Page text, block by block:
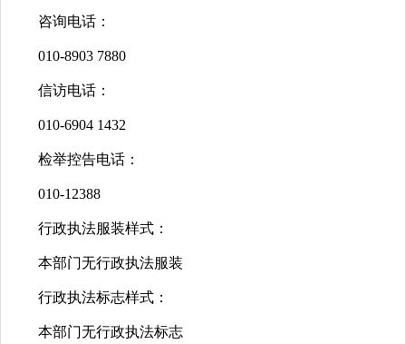
咨询电话：
010-8903 7880
信访电话：
010-6904 1432
检举控告电话：
010-12388
行政执法服装样式：
本部门无行政执法服装
行政执法标志样式：
本部门无行政执法标志